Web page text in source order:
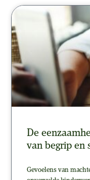
De
van begrip en
Gevoelens van